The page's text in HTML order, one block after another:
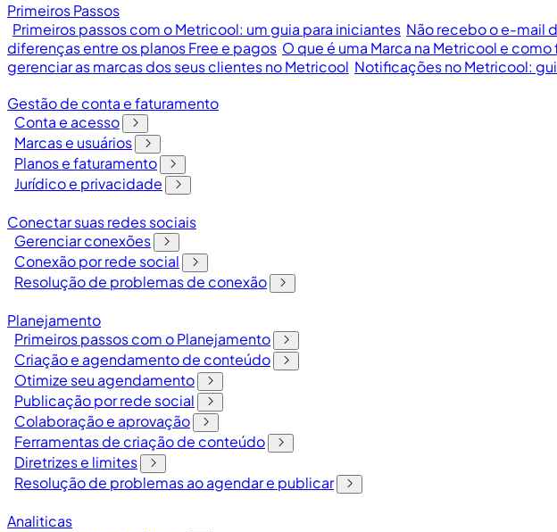
Primeiros Passos
Primeiros passos com o Metricool: um guia para iniciantes Não recebo o e-mail
diferenças entre os planos Free e pagos O que é uma Marca na Metricool e como
gerenciar as marcas dos seus clientes no Metricool Notificações no Metricool:
Gestão de conta e faturamento
Conta e acesso
Marcas e usuários
Planos e faturamento
Jurídico e privacidade
Conectar suas redes sociais
Gerenciar conexões
Conexão por rede social
Resolução de problemas de conexão
Planejamento
Primeiros passos com o Planejamento
Criação e agendamento de conteúdo
Otimize seu agendamento
Publicação por rede social
Colaboração e aprovação
Ferramentas de criação de conteúdo
Diretrizes e limites
Resolução de problemas ao agendar e publicar
Analiticas